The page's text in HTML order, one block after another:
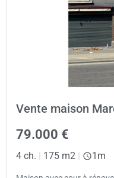
Vente maison
79.000 €
4 ch. 175 m2 1m